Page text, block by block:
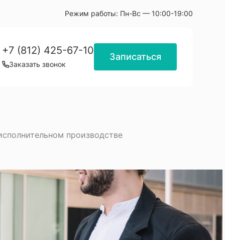
Режим работы: Пн-Вс — 10:00-19:00
+7 (812) 425-67-10
Заказать звонок
Записаться
производстве